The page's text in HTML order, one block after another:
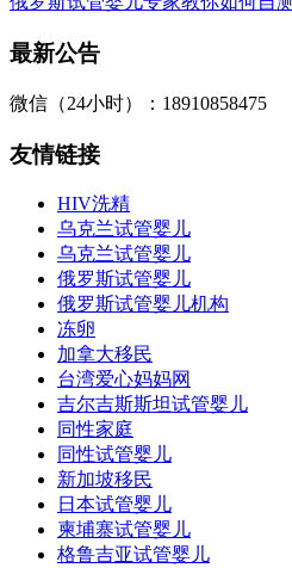
最新公告
微信（24小时）：18910858475
友情链接
HIV洗精
乌克兰试管婴儿
乌克兰试管婴儿
俄罗斯试管婴儿
俄罗斯试管婴儿机构
冻卵
加拿大移民
台湾爱心妈妈网
吉尔吉斯斯坦试管婴儿
同性家庭
同性试管婴儿
新加坡移民
日本试管婴儿
柬埔寨试管婴儿
格鲁吉亚试管婴儿